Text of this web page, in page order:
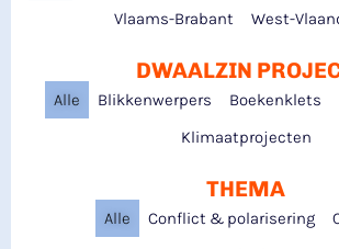
Vlaams-Brabant
West-
DWAALZIN
Blikkenwerpers Boekenklets
Klimaatprojecten
Alle
THEMA
Conflict & polarisering
Alle